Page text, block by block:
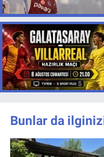
Bunlar da